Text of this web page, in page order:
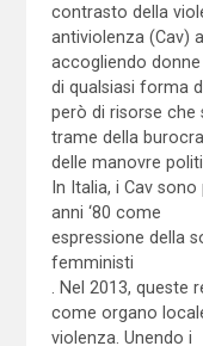
contrasto della
antiviolenza (Cav)
accogliendo
di qualsiasi forma
però di risorse che
trame della
delle manovre
In Italia, i Cav
anni ‘80 come
espressione della
femministi
. Nel 2013,
come organo
violenza. Unendo i